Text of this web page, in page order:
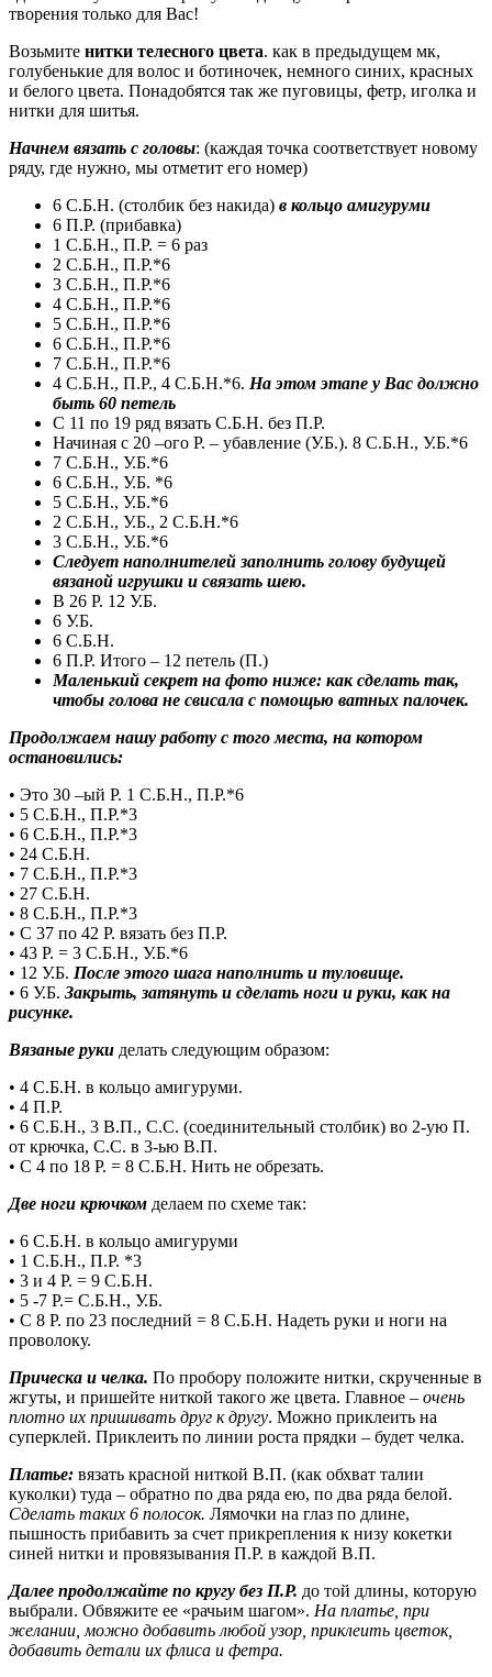
творения только для Вас!
Возьмите нитки телесного цвета. как в предыдущем мк,
голубенькие для волос и ботиночек, немного синих, красных
и белого цвета. Понадобятся так же пуговицы, фетр, иголка и
нитки для шитья.
Начнем вязать с головы: (каждая точка соответствует новому
ряду, где нужно, мы отметит его номер)
6 С.Б.Н. (столбик без накида) в кольцо амигуруми
6 П.Р. (прибавка)
1 С.Б.Н., П.Р. = 6 раз
2 С.Б.Н., П.Р.*6
3 С.Б.Н., П.Р.*6
4 С.Б.Н., П.Р.*6
5 С.Б.Н., П.Р.*6
6 С.Б.Н., П.Р.*6
7 С.Б.Н., П.Р.*6
4 С.Б.Н., П.Р., 4 С.Б.Н.*6. На этом этапе у Вас должно
быть 60 петель
С 11 по 19 ряд вязать С.Б.Н. без П.Р.
Начиная с 20 –ого Р. – убавление (У.Б.). 8 С.Б.Н., У.Б.*6
7 С.Б.Н., У.Б.*6
6 С.Б.Н., У.Б. *6
5 С.Б.Н., У.Б.*6
2 С.Б.Н., У.Б., 2 С.Б.Н.*6
3 С.Б.Н., У.Б.*6
Следует наполнителей заполнить голову будущей
вязаной игрушки и связать шею.
В 26 Р. 12 У.Б.
6 У.Б.
6 С.Б.Н.
6 П.Р. Итого – 12 петель (П.)
Маленький секрет на фото ниже: как сделать так,
чтобы голова не свисала с помощью ватных палочек.
Продолжаем нашу работу с того места, на котором
остановились:
• Это 30 –ый Р. 1 С.Б.Н., П.Р.*6
• 5 С.Б.Н., П.Р.*3
• 6 С.Б.Н., П.Р.*3
• 24 С.Б.Н.
• 7 С.Б.Н., П.Р.*3
• 27 С.Б.Н.
• 8 С.Б.Н., П.Р.*3
• С 37 по 42 Р. вязать без П.Р.
• 43 Р. = 3 С.Б.Н., У.Б.*6
• 12 У.Б. После этого шага наполнить и туловище.
• 6 У.Б. Закрыть, затянуть и сделать ноги и руки, как на
рисунке.
Вязаные руки делать следующим образом:
• 4 С.Б.Н. в кольцо амигуруми.
• 4 П.Р.
• 6 С.Б.Н., 3 В.П., С.С. (соединительный столбик) во 2-ую П.
от крючка, С.С. в 3-ью В.П.
• С 4 по 18 Р. = 8 С.Б.Н. Нить не обрезать.
Две ноги крючком делаем по схеме так:
• 6 С.Б.Н. в кольцо амигуруми
• 1 С.Б.Н., П.Р. *3
• 3 и 4 Р. = 9 С.Б.Н.
• 5 -7 Р.= С.Б.Н., У.Б.
• С 8 Р. по 23 последний = 8 С.Б.Н. Надеть руки и ноги на
проволоку.
Прическа и челка. По пробору положите нитки, скрученные в
жгуты, и пришейте ниткой такого же цвета. Главное – очень
плотно их пришивать друг к другу. Можно приклеить на
суперклей. Приклеить по линии роста прядки – будет челка.
Платье: вязать красной ниткой В.П. (как обхват талии
куколки) туда – обратно по два ряда ею, по два ряда белой.
Сделать таких 6 полосок. Лямочки на глаз по длине,
пышность прибавить за счет прикрепления к низу кокетки
синей нитки и провязывания П.Р. в каждой В.П.
Далее продолжайте по кругу без П.Р. до той длины, которую
выбрали. Обвяжите ее «рачьим шагом». На платье, при
желании, можно добавить любой узор, приклеить цветок,
добавить детали их флиса и фетра.